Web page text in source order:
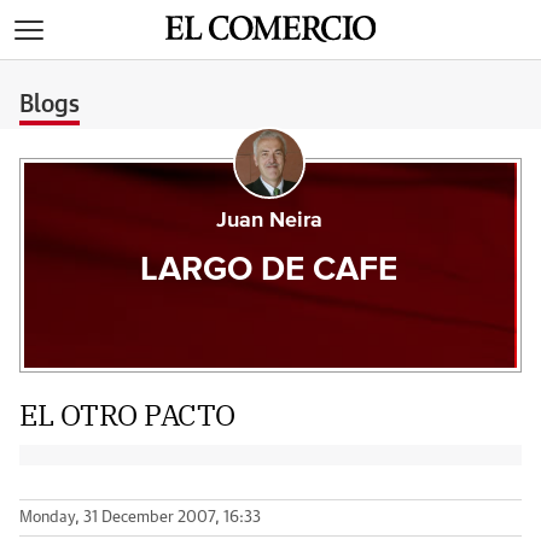
Blogs
Juan Neira
LARGO DE CAFE
EL OTRO PACTO
Monday, 31 December 2007, 16:33